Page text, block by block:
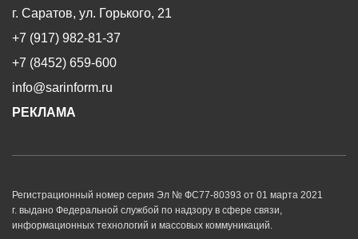
г. Саратов, ул. Горького, 21
+7 (917) 982-81-37
+7 (8452) 659-600
info@sarinform.ru
РЕКЛАМА
Регистрационный номер серия Эл № ФС77-80393 от 01 марта 2021
г. выдано Федеральной службой по надзору в сфере связи,
информационных технологий и массовых коммуникаций.